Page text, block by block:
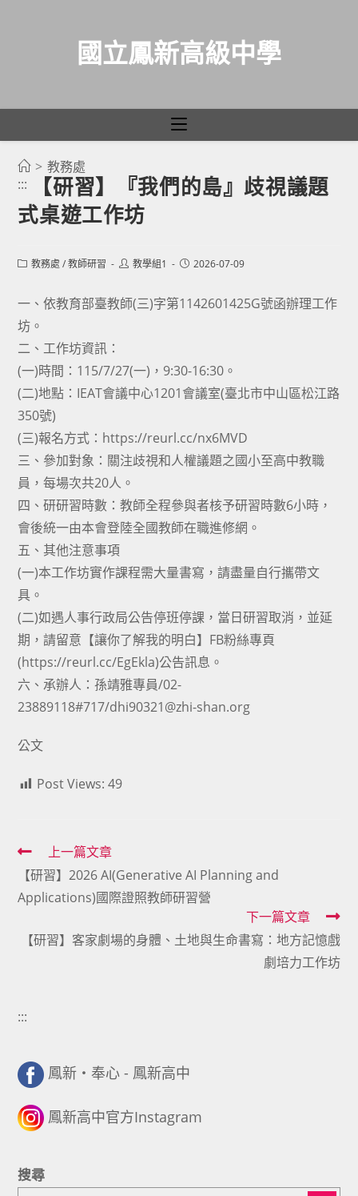
國立鳳新高級中學
> 教務處
:::
【研習】『我們的島』歧視議題
式桌遊工作坊
Post教務處 / 教師研習
Post教學組1
Post2026-07-09
一、依教育部臺教師(三)字第1142601425G號函辦理工作
坊。
二、工作坊資訊：
(一)時間：115/7/27(一)，9:30-16:30。
(二)地點：IEAT會議中心1201會議室(臺北市中山區松江路
350號)
(三)報名方式：https://reurl.cc/nx6MVD
三、參加對象：關注歧視和人權議題之國小至高中教職
員，每場次共20人。
四、研研習時數：教師全程參與者核予研習時數6小時，
會後統一由本會登陸全國教師在職進修網。
五、其他注意事項
(一)本工作坊實作課程需大量書寫，請盡量自行攜帶文
具。
(二)如遇人事行政局公告停班停課，當日研習取消，並延
期，請留意【讓你了解我的明白】FB粉絲專頁
(https://reurl.cc/EgEkla)公告訊息。
六、承辦人：孫靖雅專員/02-
23889118#717/dhi90321@zhi-shan.org
公文
Post Views: 49
Read
more
articles
上一篇文章
【研習】2026 AI(Generative AI Planning and
Applications)國際證照教師研習營
下一篇文章
【研習】客家劇場的身體、土地與生命書寫：地方記憶戲
劇培力工作坊
:::
鳳新・奉心 - 鳳新高中
鳳新高中官方Instagram
搜尋